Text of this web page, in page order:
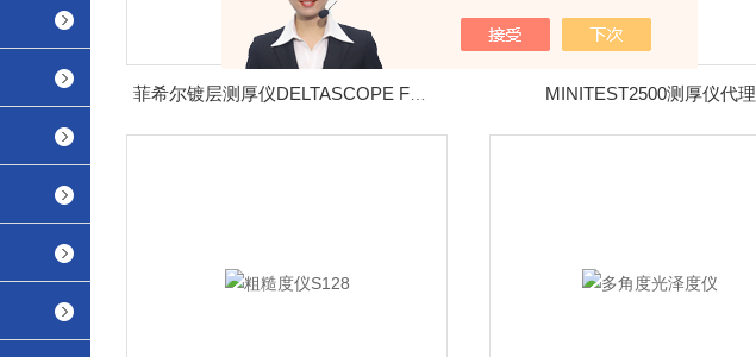
MINITEST2500测厚仪代理